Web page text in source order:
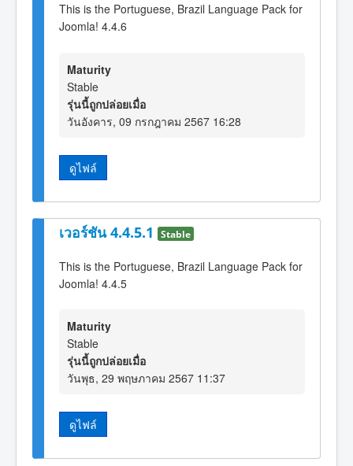
This is the Portuguese, Brazil Language Pack for
Joomla! 4.4.6
Maturity
Stable
รุ่นนี้ถูกปล่อยเมื่อ
วันอังคาร, 09 กรกฎาคม 2567 16:28
ดูไฟล์
เวอร์ชัน 4.4.5.1 Stable
This is the Portuguese, Brazil Language Pack for
Joomla! 4.4.5
Maturity
Stable
รุ่นนี้ถูกปล่อยเมื่อ
วันพุธ, 29 พฤษภาคม 2567 11:37
ดูไฟล์